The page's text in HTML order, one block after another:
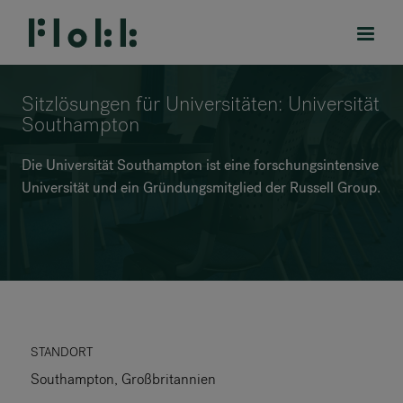
PRODUKTE
SHOP
Sitzlösungen für Universitäten: Universität
Southampton
Die Universität Southampton ist eine forschungsintensive
Universität und ein Gründungsmitglied der Russell Group.
STANDORT
Southampton, Großbritannien